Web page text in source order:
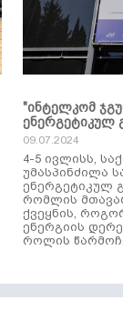
"ინტელკომ
ენერგეტიკულ
09.07.2024
4-5 ივლისს,
უმასპინძილა
ენერგეტიკულ
რომლის
ქვეყნის,
ენერგიის
როლის